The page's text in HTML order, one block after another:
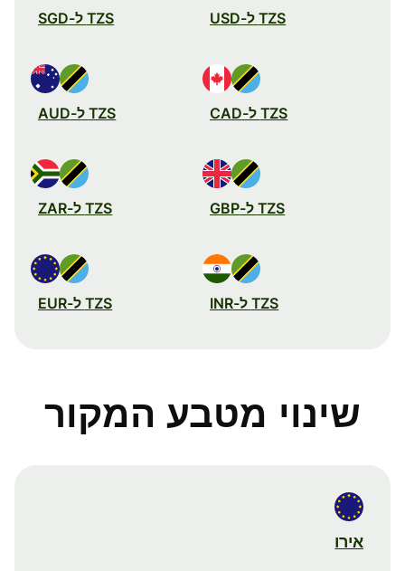
TZS ל-USD TZS ל-SGD
TZS ל-CAD TZS ל-AUD
TZS ל-GBP TZS ל-ZAR
TZS ל-INR TZS ל-EUR
שינוי מטבע המקור
אירו